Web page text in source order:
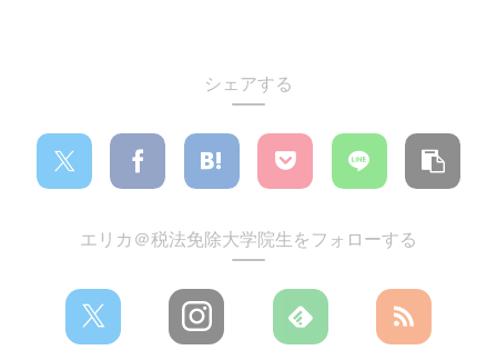
シェアする
エリカ＠税法免除大学院生をフォローする